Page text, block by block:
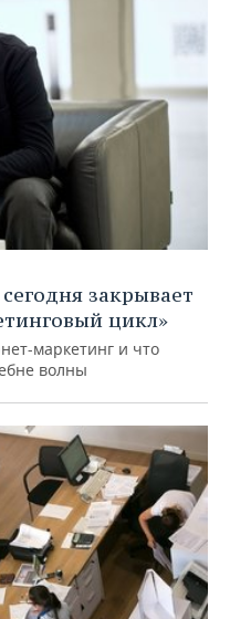
закрывает
цикл»
маркетинг и что
волны